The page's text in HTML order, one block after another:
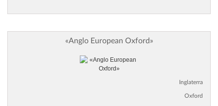
«Anglo European Oxford»
Inglaterra
Oxford